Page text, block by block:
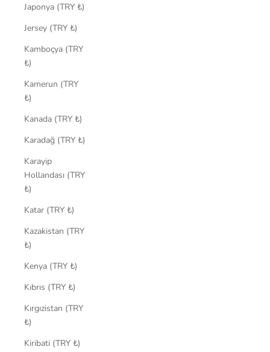
Japonya (TRY ₺)
Jersey (TRY ₺)
Kamboçya (TRY
₺)
Kamerun (TRY
₺)
Kanada (TRY ₺)
Karadağ (TRY ₺)
Karayip
Hollandası (TRY
₺)
Katar (TRY ₺)
Kazakistan (TRY
₺)
Kenya (TRY ₺)
Kıbrıs (TRY ₺)
Kırgızistan (TRY
₺)
Kiribati (TRY ₺)